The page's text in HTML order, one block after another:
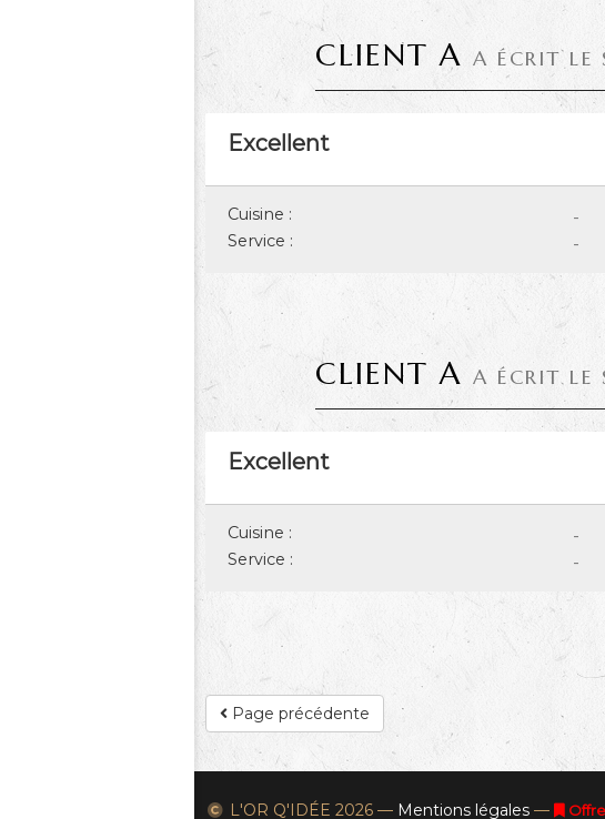
CLIENT A A ÉCRIT LE
Excellent
-
Cuisine :
-
Service :
CLIENT A A ÉCRIT LE
Excellent
-
Cuisine :
-
Service :
Page précédente
L'OR Q'IDÉE 2026 — Mentions légales—